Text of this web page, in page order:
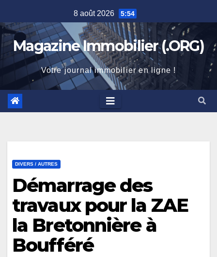
to
content
8 août 2026 5:54
Magazine Immobilier (.ORG)
Votre journal immobilier en ligne !
DIVERS / AUTRES
Démarrage des
travaux pour la ZAE
la Bretonnière à
Boufféré